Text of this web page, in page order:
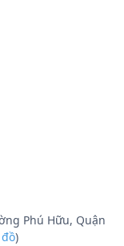
Phú Hữu, Quận
)